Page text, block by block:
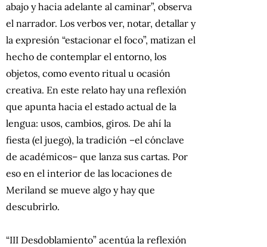
abajo y hacia adelante al caminar”, observa
el narrador. Los verbos ver, notar, detallar y
la expresión “estacionar el foco”, matizan el
hecho de contemplar el entorno, los
objetos, como evento ritual u ocasión
creativa. En este relato hay una reflexión
que apunta hacia el estado actual de la
lengua: usos, cambios, giros. De ahí la
fiesta (el juego), la tradición –el cónclave
de académicos– que lanza sus cartas. Por
eso en el interior de las locaciones de
Meriland se mueve algo y hay que
descubrirlo.
“III Desdoblamiento” acentúa la reflexión